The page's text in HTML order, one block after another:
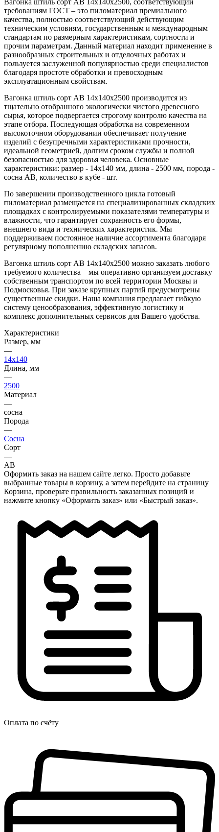
требованиям ГОСТ – это пиломатериал премиального
качества, полностью соответствующий действующим
техническим условиям, государственным и международным
стандартам по размерным характеристикам, сортности и
прочим параметрам. Данный материал находит применение в
разнообразных строительных и отделочных работах и
пользуется заслуженной популярностью среди специалистов
благодаря простоте обработки и превосходным
эксплуатационным свойствам.
Вагонка штиль сорт AB 14х140х2500 производится из
тщательно отобранного экологически чистого древесного
сырья, которое подвергается строгому контролю качества на
этапе отбора. Последующая обработка на современном
высокоточном оборудовании обеспечивает получение
изделий с безупречными характеристиками прочности,
идеальной геометрией, долгим сроком службы и полной
безопасностью для здоровья человека. Основные
характеристики: размер - 14x140 мм, длина - 2500 мм, порода -
сосна AB, количество в кубе - шт.
По завершении производственного цикла готовый
пиломатериал размещается на специализированных складских
площадках с контролируемыми показателями температуры и
влажности, что гарантирует сохранность его формы,
внешнего вида и технических характеристик. Мы
поддерживаем постоянное наличие ассортимента благодаря
регулярному пополнению складских запасов.
Вагонка штиль сорт AB 14х140х2500 можно заказать любого
требуемого количества – мы оперативно организуем доставку
собственным транспортом по всей территории Москвы и
Подмосковья. При заказе крупных партий предусмотрены
существенные скидки. Наша компания предлагает гибкую
систему ценообразования, эффективную логистику и
комплекс дополнительных сервисов для Вашего удобства.
Характеристики
Размер, мм
—
14x140
Длина, мм
—
2500
Материал
—
сосна
Порода
—
Сосна
Сорт
—
AB
Оформить заказ на нашем сайте легко. Просто добавьте
выбранные товары в корзину, а затем перейдите на страницу
Корзина, проверьте правильность заказанных позиций и
нажмите кнопку «Оформить заказ» или «Быстрый заказ».
Оплата по счёту